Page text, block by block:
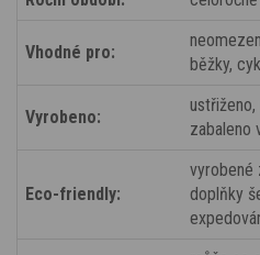
Vhodné pro:
běžky,
Vyrobeno:
zabaleno
Eco-friendly:
vyrobené
doplňky